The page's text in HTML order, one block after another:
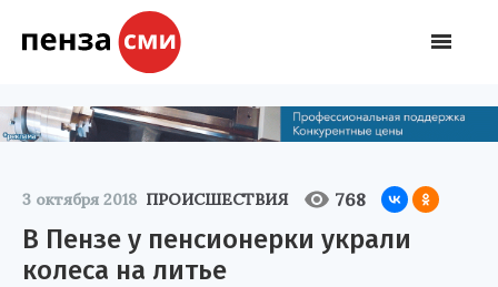
3 октября 2018 ПРОИСШЕСТВИЯ 768
В Пензе у пенсионерки украли
колеса на литье